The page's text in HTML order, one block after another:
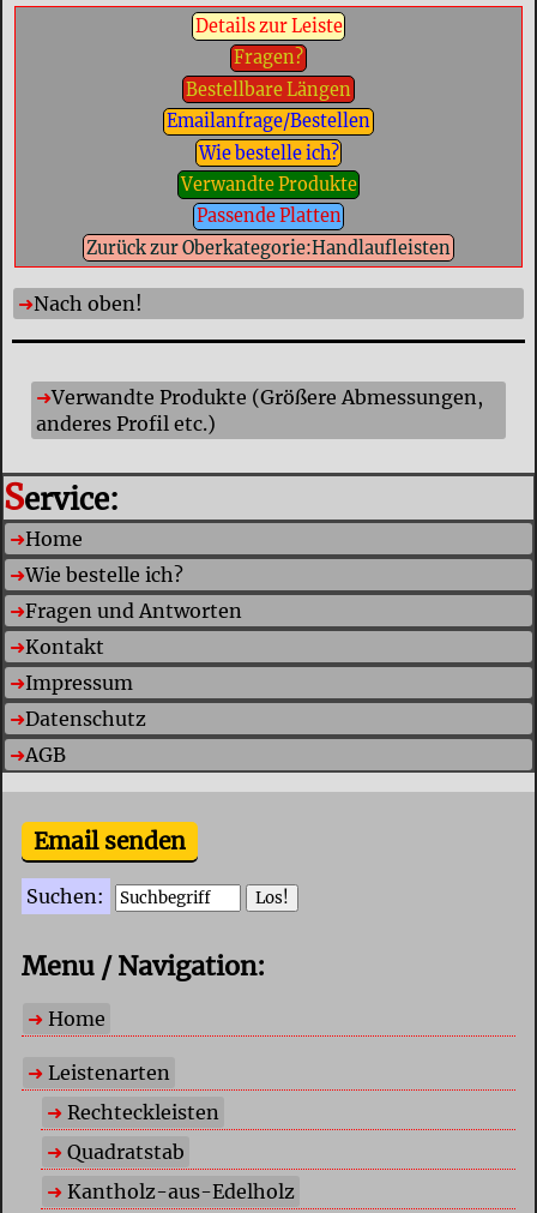
Details zur Leiste
Fragen?
Bestellbare Längen
Emailanfrage/Bestellen
Wie bestelle ich?
Verwandte Produkte
Passende Platten
Zurück zur Oberkategorie:Handlaufleisten
Nach oben!
Verwandte Produkte (Größere Abmessungen,
anderes Profil etc.)
Service:
Home
Wie bestelle ich?
Fragen und Antworten
Kontakt
Impressum
Datenschutz
AGB
Email senden
Suchen:
Menu / Navigation:
Home
Leistenarten
Rechteckleisten
Quadratstab
Kantholz-aus-Edelholz